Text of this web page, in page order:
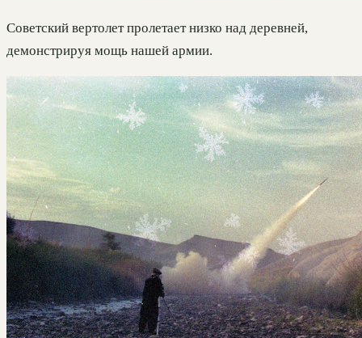
Советский вертолет пролетает низко над деревней,
демонстрируя мощь нашей армии.